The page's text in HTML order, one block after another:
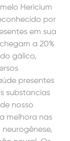
Hericium
por
em sua
a 20%
gálico,
presentes
substancias
nosso
melhora nas